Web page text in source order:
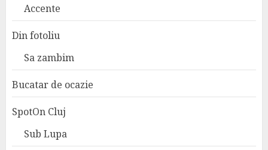
Accente
Din fotoliu
Sa zambim
Bucatar de ocazie
SpotOn Cluj
Sub Lupa